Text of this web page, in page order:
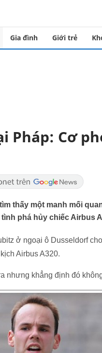
Gia đình Giới trẻ
Pháp: Cơ
thấy một manh mối
phá hủy chiếc Airbus
ở ngoại ô Dusseldorf
Airbus A320.
nhưng khẳng định đó